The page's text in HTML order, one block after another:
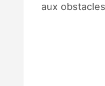
aux